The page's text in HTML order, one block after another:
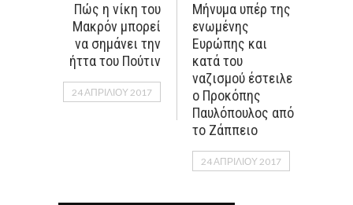
Πώς η νίκη του
Μακρόν μπορεί
να σημάνει την
ήττα του Πούτιν
24 ΑΠΡΙΛΊΟΥ 2017
Μήνυμα υπέρ της
ενωμένης
Ευρώπης και
κατά του
ναζισμού έστειλε
ο Προκόπης
Παυλόπουλος από
το Ζάππειο
24 ΑΠΡΙΛΊΟΥ 2017